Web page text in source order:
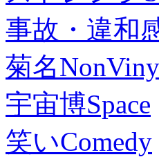
事故・違和
菊名
宇宙博Space
笑いComedy